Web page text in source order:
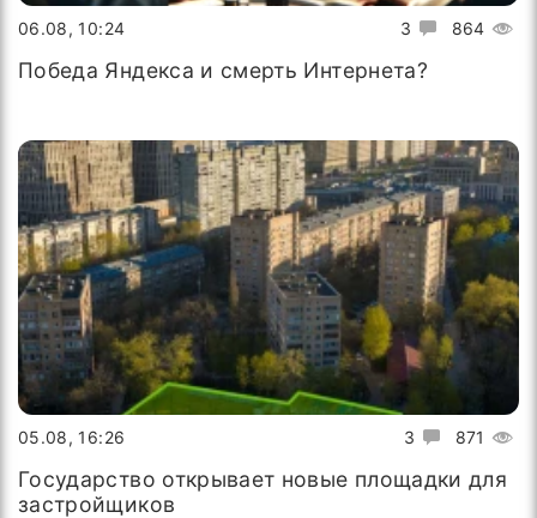
3 864
06.08, 10:24
Победа Яндекса и смерть Интернета?
3 871
05.08, 16:26
Государство открывает новые площадки для
застройщиков